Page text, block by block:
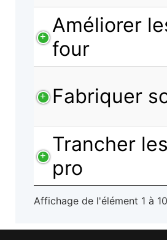
Améliorer
four
Fabriquer
Trancher
pro
Affichage de l'élément 1 à